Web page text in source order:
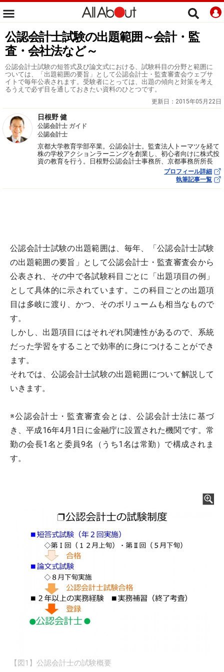
公認会計士試験の出題範囲～会計・監
査・会社法など～
公認会計士試験の短答式及び論文式における、試験科目の分野と範囲に
ついては、「出題範囲の要旨」として公認会計士・監査審査会ウェブサ
イトで毎年公表されます。受験者にとっては、出題の傾向と対策を考え
るうえで必ず目を通しておきたい資料のひとつです。
更新日： 2015年05月22日
日根野 健
公認会計士 ガイド
公認会計士
京都大学教育学部卒業。公認会計士。監査法人トーマツを経て
株の学校アクションラーニングを創業し、初心者向けに株式投
資の教育を行う。日根野公認会計士事務所、京都事務所所長
プロフィール詳細
執筆記事一覧
公認会計士試験の出題範囲は、毎年、「公認会計士試験
の出題範囲の要旨」として公認会計士・監査審査会から
公表され、その中で各試験科目ごとに「出題項目の例」
として具体的に示されています。この科目ごとの出題項
目は多岐に渡り、かつ、そのボリュームも相当なもので
す。
しかし、出題項目にはそれぞれ関連性があるので、系統
だった学習をすることで効率的に身につけることができ
ます。
それでは、公認会計士試験の出題範囲について解説して
いきます。
※公認会計士・監査審査会とは、公認会計士法に基づ
き、平成16年4月1日に金融庁に設置された機関です。常
勤の会長1名と委員9名（うち1名は常勤）で構成されま
す。
【図1】公認会計士の試験概要